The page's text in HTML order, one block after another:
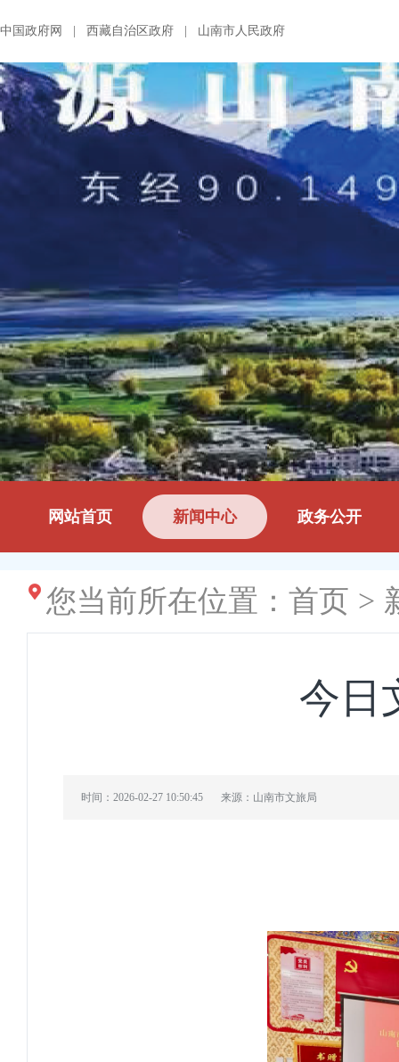
中国政府网 西藏自治区政府 山南市人民政府
网站首页 新闻中心 政务公开
您当前所在位置： 首页 >
今日
时间：2026-02-27 10:50:45 来源：山南市文旅局